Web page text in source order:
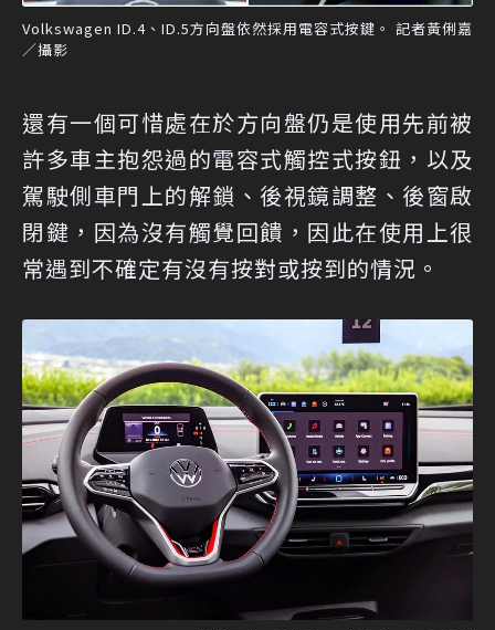
Volkswagen ID.4、ID.5方向盤依然採用電容式按鍵。 記者黃俐嘉
／攝影
還有一個可惜處在於方向盤仍是使用先前被
許多車主抱怨過的電容式觸控式按鈕，以及
駕駛側車門上的解鎖、後視鏡調整、後窗啟
閉鍵，因為沒有觸覺回饋，因此在使用上很
常遇到不確定有沒有按對或按到的情況。